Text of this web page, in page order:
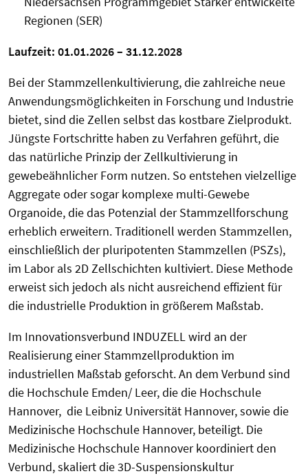
Regionen (SER)
Laufzeit: 01.01.2026 – 31.12.2028
Bei der Stammzellenkultivierung, die zahlreiche neue
Anwendungsmöglichkeiten in Forschung und Industrie
bietet, sind die Zellen selbst das kostbare Zielprodukt.
Jüngste Fortschritte haben zu Verfahren geführt, die
das natürliche Prinzip der Zellkultivierung in
gewebeähnlicher Form nutzen. So entstehen vielzellige
Aggregate oder sogar komplexe multi-Gewebe
Organoide, die das Potenzial der Stammzellforschung
erheblich erweitern. Traditionell werden Stammzellen,
einschließlich der pluripotenten Stammzellen (PSZs),
im Labor als 2D Zellschichten kultiviert. Diese Methode
erweist sich jedoch als nicht ausreichend effizient für
die industrielle Produktion in größerem Maßstab.
Im Innovationsverbund INDUZELL wird an der
Realisierung einerStammzellproduktion im
industriellen Maßstab geforscht.An dem Verbund sind
die Hochschule Emden/ Leer, diedie Hochschule
Hannover, die Leibniz Universität Hannover, sowie die
Medizinische Hochschule Hannover, beteiligt. Die
Medizinische Hochschule Hannover koordiniert den
Verbund, skaliert die 3D-Suspensionskultur